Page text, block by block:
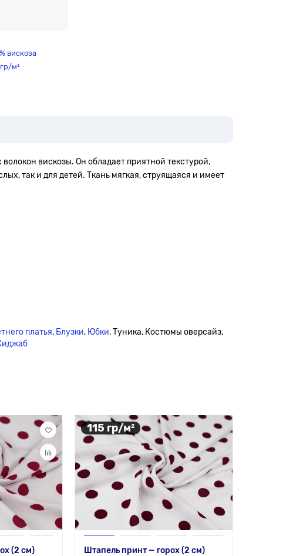
вискоза
м²
вискозы. Он обладает приятной текстурой,
так и для детей. Ткань мягкая, струящаяся и имеет
платья, Блузки, Юбки, Туника, Костюмы оверсайз,
(2 см)
115 гр/м²
Штапель принт — горох (2 см)